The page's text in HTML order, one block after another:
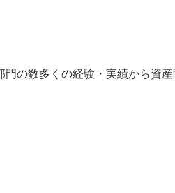
の数多くの経験・実績から資